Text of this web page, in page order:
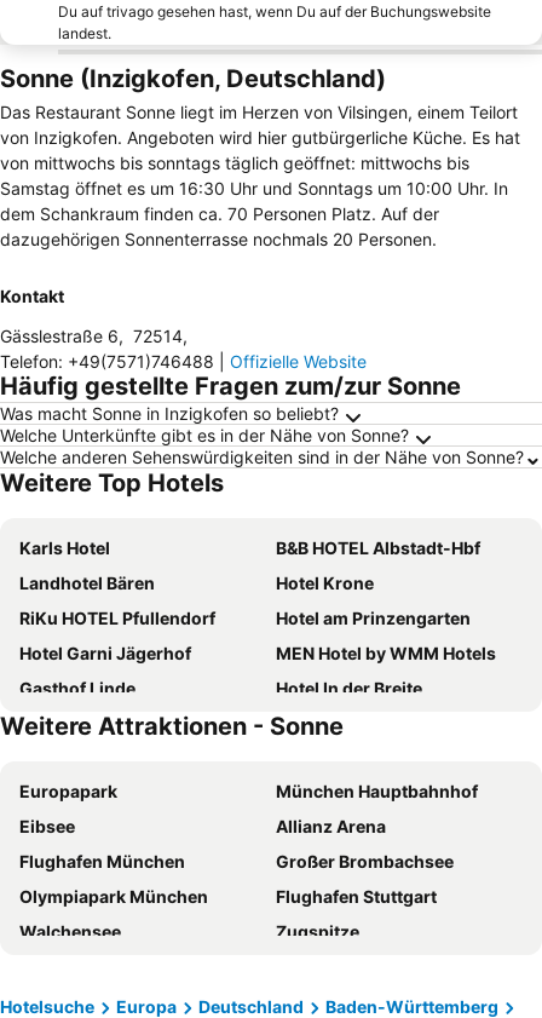
Du auf trivago gesehen hast, wenn Du auf der Buchungswebsite
landest.
Sonne (Inzigkofen, Deutschland)
Das Restaurant Sonne liegt im Herzen von Vilsingen, einem Teilort
von Inzigkofen. Angeboten wird hier gutbürgerliche Küche. Es hat
von mittwochs bis sonntags täglich geöffnet: mittwochs bis
Samstag öffnet es um 16:30 Uhr und Sonntags um 10:00 Uhr. In
dem Schankraum finden ca. 70 Personen Platz. Auf der
dazugehörigen Sonnenterrasse nochmals 20 Personen.
Kontakt
Gässlestraße 6, 72514,
Telefon: +49(7571)746488 Offizielle Website
Häufig gestellte Fragen zum/zur Sonne
Was macht Sonne in Inzigkofen so beliebt?
Welche Unterkünfte gibt es in der Nähe von Sonne?
Welche anderen Sehenswürdigkeiten sind in der Nähe von Sonne?
Weitere Top Hotels
Karls Hotel
B&B HOTEL Albstadt-Hbf
Landhotel Bären
Hotel Krone
RiKu HOTEL Pfullendorf
Hotel am Prinzengarten
Hotel Garni Jägerhof
MEN Hotel by WMM Hotels
Gasthof Linde
Hotel In der Breite
Gasthaus & Pension Mohren
Hotel Traube
Rebgarten Hotel Adler
Hotel & Restaurant Pelikan
Hotel Zum Fliegerwirt
Brauereigasthof ADLER
Hotel Alt Ebingen
Beim Rinderwirt
Hotel Gasthof Sonne
Brigel-Hof
Berghaus Knopfmacher
Hotel-Gasthof Neumühle
Hotel zum Adler
Gasthof Adler Inneringen
Weitere Attraktionen - Sonne
Europapark
München Hauptbahnhof
Eibsee
Allianz Arena
Flughafen München
Großer Brombachsee
Olympiapark München
Flughafen Stuttgart
Walchensee
Zugspitze
Insel Mainau
Trippsdrill Adventure Park
Hotelsuche Europa Deutschland
Baden-Württemberg